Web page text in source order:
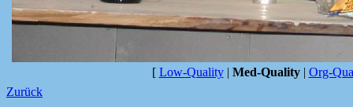
[ Low-Quality| Med-Quality| Org-
Zurück